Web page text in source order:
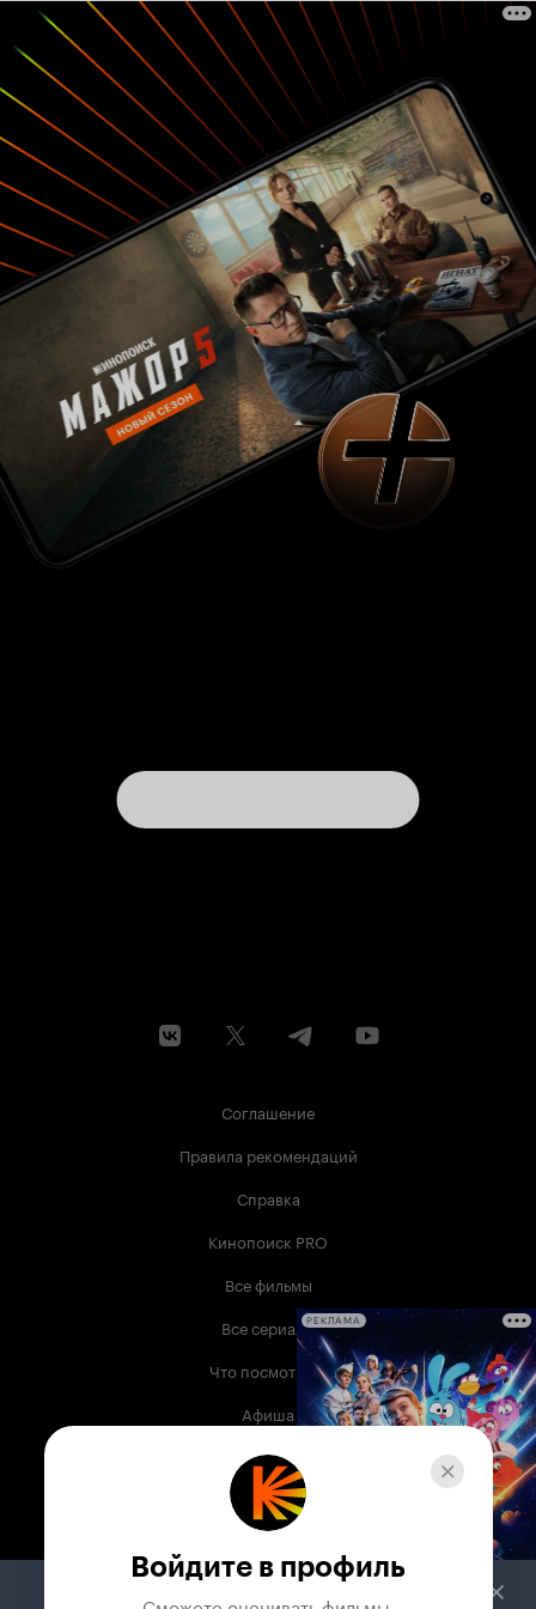
воображение пейзажей и самых ярких красок.
Это кино удивляет и потрясает даже самых
искушённых эстетов. 10 из 10
Соглашение
Правила рекомендаций
Справка
Кинопоиск PRO
Все фильмы
Все сериалы
Что посмотреть
Афиша
Музыка
Телепрограмма
Служба поддержки
РЕКЛАМА
Войдите в профиль